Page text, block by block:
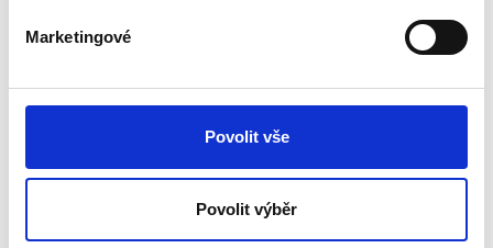
Marketingové
Povolit vše
Povolit výběr
Rozměry 114,3 x 800,1 x 612,8
uspořádané pracoviště
monitor LCD/TFT, laptop